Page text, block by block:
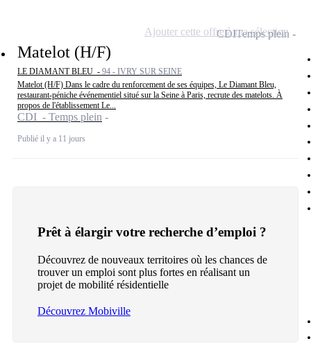
Matelot (H/F)
LE DIAMANT BLEU - 94 - IVRY SUR SEINE
Matelot (H/F) Dans le cadre du renforcement de ses équipes, Le Diamant Bleu,
restaurant-péniche événementiel situé sur la Seine à Paris, recrute des matelots. À
propos de l'établissement Le...
CDI - Temps plein
Publié il y a 11 jours
CDITemps plein
Ajouter cette offre à ma sélection
Prêt à élargir votre recherche d’emploi ?
Découvrez de nouveaux territoires où les chances de
trouver un emploi sont plus fortes en réalisant un
projet de mobilité résidentielle
Découvrez Mobiville